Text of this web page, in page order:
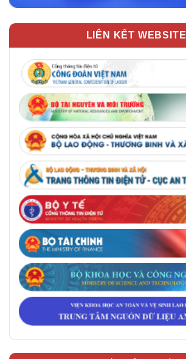
LIÊN KẾT WEBSITE